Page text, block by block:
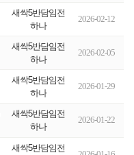
새싹5반담임전
하나
2026-02-12
새싹5반담임전
하나
2026-02-05
새싹5반담임전
하나
2026-01-29
새싹5반담임전
하나
2026-01-22
새싹5반담임전